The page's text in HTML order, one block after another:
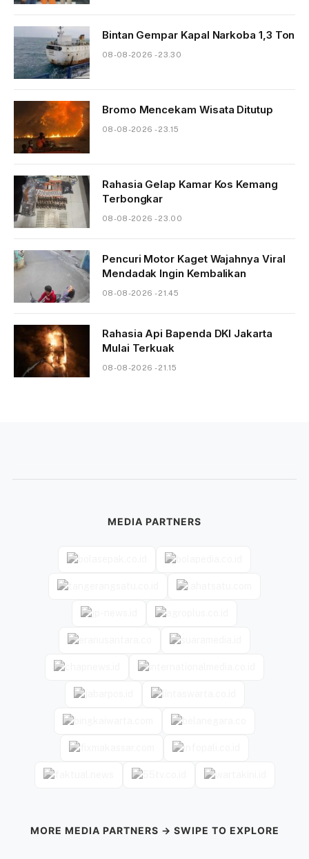
Bintan Gempar Kapal Narkoba 1,3 Ton
08-08-2026 - 23.30
Bromo Mencekam Wisata Ditutup
08-08-2026 - 23.15
Rahasia Gelap Kamar Kos Kemang
Terbongkar
08-08-2026 - 23.00
Pencuri Motor Kaget Wajahnya Viral
Mendadak Ingin Kembalikan
08-08-2026 - 21.45
Rahasia Api Bapenda DKI Jakarta
Mulai Terkuak
08-08-2026 - 21.15
MEDIA PARTNERS
MORE MEDIA PARTNERS → SWIPE TO EXPLORE